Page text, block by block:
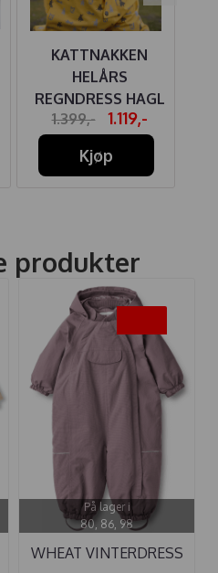
KATTNAKKEN
HELÅRS
REGNDRESS HAGL
BANANSKUM
1.399,-
1.119,-
Kjøp
produkter
På lager i
80, 86, 98
WHEAT VINTERDRESS